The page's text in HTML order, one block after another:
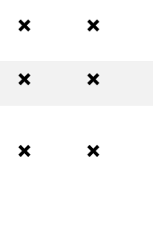
❌ ❌
❌ ❌
❌ ❌